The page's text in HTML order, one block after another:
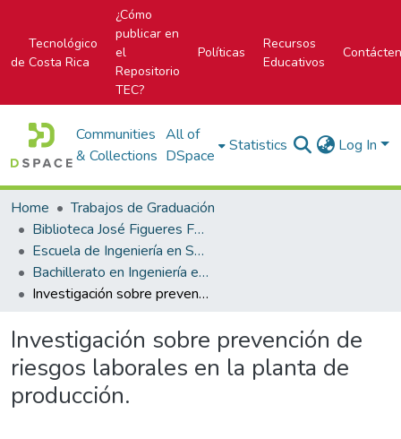
Tecnológico
de Costa Rica
¿Cómo
publicar en
el
Repositorio
TEC?
Políticas
Recursos
Educativos
Communities
& Collections
All of
DSpace
Statistics Log In
Home
Trabajos de Graduación
Biblioteca José Figueres Ferrer
Escuela de Ingeniería en Seguridad Laboral e Higiene Ambiental
Bachillerato en Ingeniería en Seguridad Laboral e Higiene Ambiental
Investigación sobre prevención de riesgos laborales en la planta de producción.
Investigación sobre prevención de
riesgos laborales en la planta de
producción.